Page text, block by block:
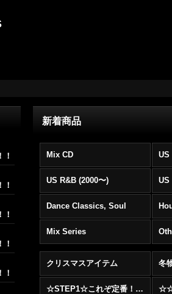
！
！
！
！
！
新着商品
Mix CD US
US R&B (2000〜) US
Dance Classics, Soul
Mix Series
クリスマスアイテム 冬
☆STEP1☆これぞ定番！！まずはここから！2000年代R&BフロアヒットBest 100 !!!